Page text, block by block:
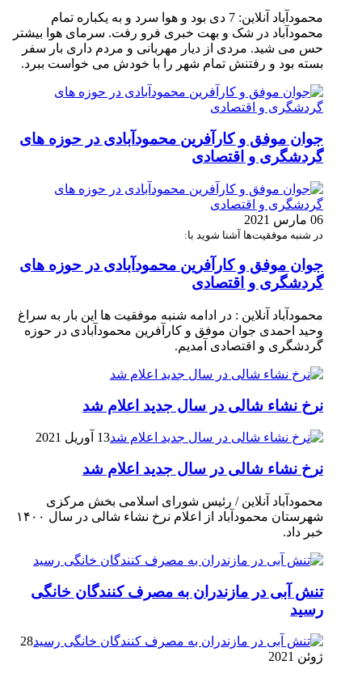
محمودآباد آنلاین: 7 دی بود و هوا سرد و به یکباره تمام
محمودآباد در شک و بهت خبری فرو رفت. سرمای هوا بیشتر
حس می شید. مردی از دیار مهربانی و مردم داری بار سفر
بسته بود و رفتنش تمام شهر را با خودش می خواست ببرد.
جوان موفق و کارآفرین محمودآبادی در حوزه های
گردشگری و اقتصادی
06 مارس 2021
در شنبه موفقیت‌ها آشنا شوید با:
جوان موفق و کارآفرین محمودآبادی در حوزه های
گردشگری و اقتصادی
محمودآباد آنلاین : در ادامه شنبه موفقیت ها این بار به سراغ
وحید احمدی جوان موفق و کارآفرین محمودآبادی در حوزه
گردشگری و اقتصادی آمدیم.
نرخ نشاء شالی در سال جدید اعلام شد
13 آوریل 2021
نرخ نشاء شالی در سال جدید اعلام شد
محمودآباد آنلاین / رئیس شورای اسلامی بخش مرکزی
شهرستان محمودآباد از اعلام نرخ نشاء شالی در سال ۱۴۰۰
خبر داد.
تنش آبی در مازندران به مصرف كنندگان خانگی
رسيد
28
ژوئن 2021